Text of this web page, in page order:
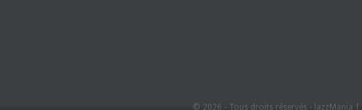
© 2026 - Tous droits réservés - JazzMania |